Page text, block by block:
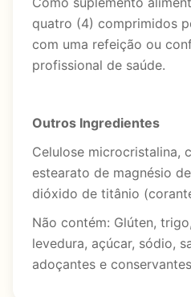
quatro (4) comprimidos
com uma refeição ou
profissional de saúde.
Outros Ingredientes
Celulose microcristalina,
estearato de magnésio
dióxido de titânio
Não contém: Glúten,
levedura, açúcar, sódio,
adoçantes e